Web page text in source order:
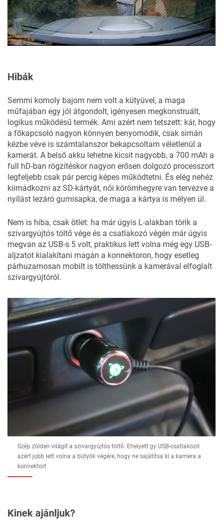
Hibák
Semmi komoly bajom nem volt a kütyüvel, a maga
műfajában egy jól átgondolt, igényesen megkonstruált,
logikus működésű termék. Ami azért nem tetszett: kár, hogy
a főkapcsoló nagyon könnyen benyomódik, csak simán
kézbe véve is számtalanszor bekapcsoltam véletlenül a
kamerát. A belső akku lehetne kicsit nagyobb, a 700 mAh a
full hD-ban rögzítéskor nagyon erősen dolgozó processzort
legfeljebb csak pár percig képes működtetni. És elég nehéz
kiimádkozni az SD-kártyát, női körömhegyre van tervezve a
nyílást lezáró gumisapka, de maga a kártya is mélyen ül.
Nem is hiba, csak ötlet: ha már úgyis L-alakban törik a
szivargyújtós töltő vége és a csatlakozó végén már úgyis
megvan az USB-s 5 volt, praktikus lett volna még egy USB-
aljzatot kialakítani magán a konnektoron, hogy esetleg
párhuzamosan mobilt is tölthessünk a kamerával elfoglalt
szivargyújtóról.
Szép zölden világít a szivargyújtós töltő. Ehelyett gy USB-csatlakozó
azért jobb lett volna a bütyök végére, hogy ne sajátítsa ki a kamera a
konnektort
Kinek ajánljuk?